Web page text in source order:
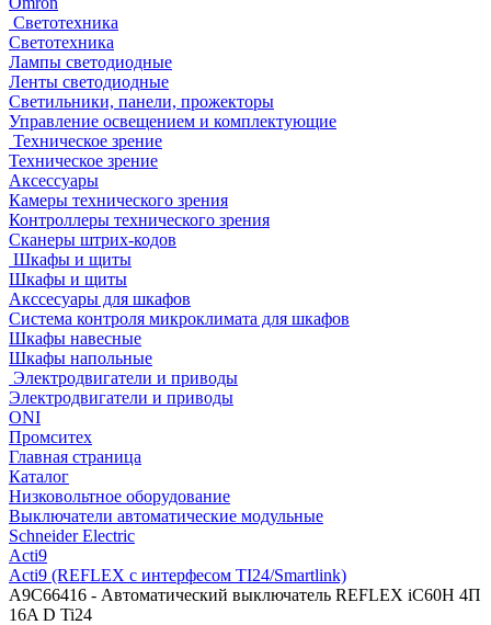
Светотехника
Светотехника
Лампы светодиодные
Ленты светодиодные
Светильники, панели, прожекторы
Управление освещением и комплектующие
Техническое зрение
Техническое зрение
Аксессуары
Камеры технического зрения
Контроллеры технического зрения
Сканеры штрих-кодов
Шкафы и щиты
Шкафы и щиты
Акссесуары для шкафов
Система контроля микроклимата для шкафов
Шкафы навесные
Шкафы напольные
Электродвигатели и приводы
Электродвигатели и приводы
ONI
Промситех
Главная страница
Каталог
Низковольтное оборудование
Выключатели автоматические модульные
Schneider Electric
Acti9
Acti9 (REFLEX c интерфесом TI24/Smartlink)
A9C66416 - Автоматический выключатель REFLEX iC60H 4П
16A D Ti24